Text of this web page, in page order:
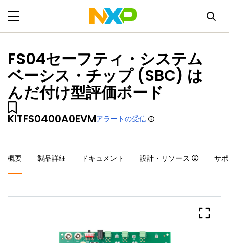
FS04セーフティ・システム
ベーシス・チップ (SBC) は
んだ付け型評価ボード
KITFS0400A0EVMアラートの受信
概要 製品詳細 ドキュメント 設計・リソース サ